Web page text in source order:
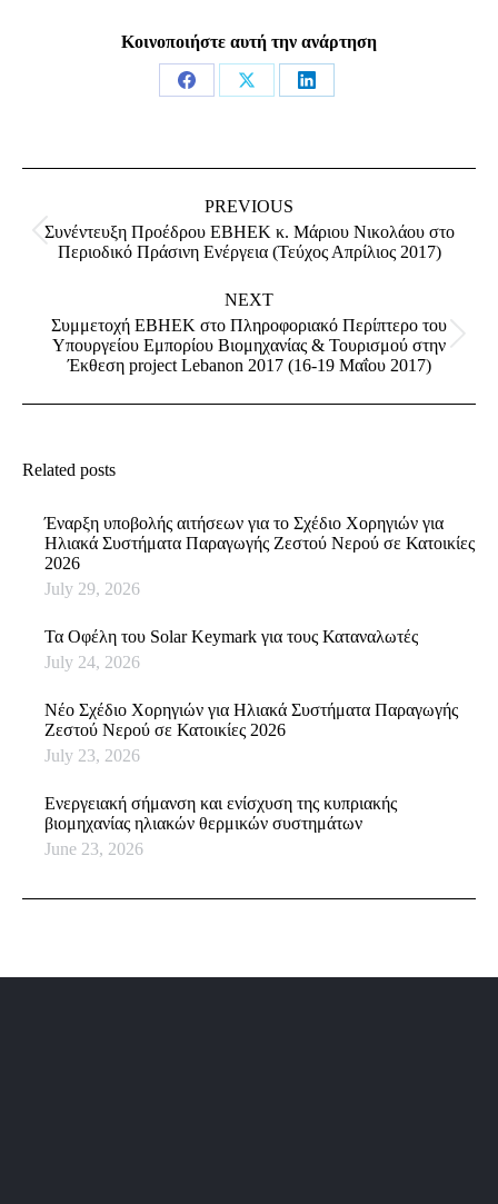
Κοινοποιήστε αυτή την ανάρτηση
Share
Share
Share
PREVIOUS
Previous
post:
Συνέντευξη Προέδρου ΕΒΗΕΚ κ. Μάριου Νικολάου στο
Περιοδικό Πράσινη Ενέργεια (Τεύχος Απρίλιος 2017)
NEXT
Next
post:
Συμμετοχή ΕΒΗΕΚ στο Πληροφοριακό Περίπτερο του
Υπουργείου Εμπορίου Βιομηχανίας & Τουρισμού στην
Έκθεση project Lebanon 2017 (16-19 Μαΐου 2017)
Related posts
Έναρξη υποβολής αιτήσεων για το Σχέδιο Χορηγιών για
Ηλιακά Συστήματα Παραγωγής Ζεστού Νερού σε Κατοικίες
2026
July 29, 2026
Τα Οφέλη του Solar Keymark για τους Καταναλωτές
July 24, 2026
Νέο Σχέδιο Χορηγιών για Ηλιακά Συστήματα Παραγωγής
Ζεστού Νερού σε Κατοικίες 2026
July 23, 2026
Ενεργειακή σήμανση και ενίσχυση της κυπριακής
βιομηχανίας ηλιακών θερμικών συστημάτων
June 23, 2026